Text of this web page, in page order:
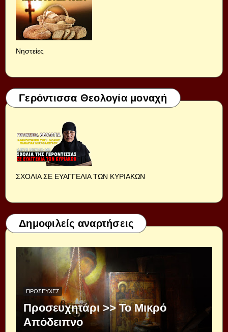
Νηστείες
Γερόντισσα Θεολογία μοναχή
ΣΧΟΛΙΑ ΣΕ ΕΥΑΓΓΕΛΙΑ ΤΩΝ ΚΥΡΙΑΚΩΝ
Δημοφιλείς αναρτήσεις
ΠΡΟΣΕΥΧΈΣ
Προσευχητάρι >> Το Μικρό
Απόδειπνο